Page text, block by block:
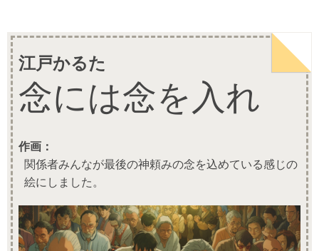
江戸かるた
念には念を入れ
作画：
関係者みんなが最後の神頼みの念を込めている感じの
絵にしました。